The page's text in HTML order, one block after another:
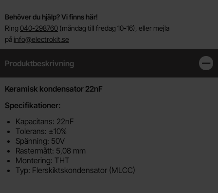
Behöver du hjälp? Vi finns här!
Ring 040-298760 (måndag till fredag 10-16), eller mejla
på info@electrokit.se
Produktbeskrivning
Produktbeskrivning
Keramisk kondensator 22nF
Specifikationer:
Kapacitans: 22nF
Tolerans: ±10%
Spänning: 50V
Rastermått: 5,08 mm
Montering: THT
Typ: Flerskiktskondensator (MLCC)